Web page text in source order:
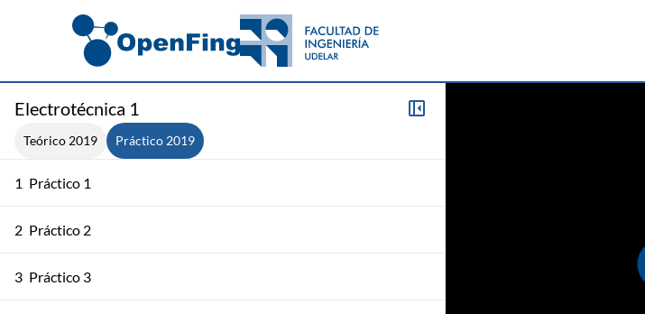
Electrotécnica 1
Teórico 2019 Práctico 2019
1 Práctico 1
2 Práctico 2
3 Práctico 3